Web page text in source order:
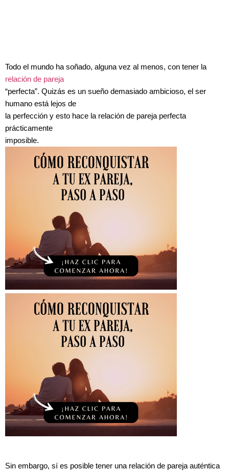
Todo el mundo ha soñado, alguna vez al menos, con tener la
relación de pareja
“perfecta”. Quizás es un sueño demasiado ambicioso, el ser
humano está lejos de
la perfección y esto hace la relación de pareja perfecta
prácticamente
imposible.
Sin embargo, sí es posible tener una relación de pareja auténtica